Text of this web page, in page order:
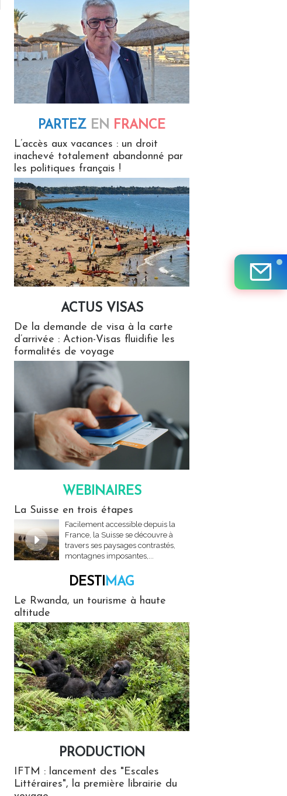
PARTEZ EN FRANCE
L’accès aux vacances : un droit
inachevé totalement abandonné par
les politiques français !
ACTUS VISAS
De la demande de visa à la carte
d’arrivée : Action-Visas fluidifie les
formalités de voyage
WEBINAIRES
La Suisse en trois étapes
Facilement accessible depuis la
France, la Suisse se découvre à
travers ses paysages contrastés,
montagnes imposantes,...
DESTIMAG
Le Rwanda, un tourisme à haute
altitude
PRODUCTION
IFTM : lancement des "Escales
Littéraires", la première librairie du